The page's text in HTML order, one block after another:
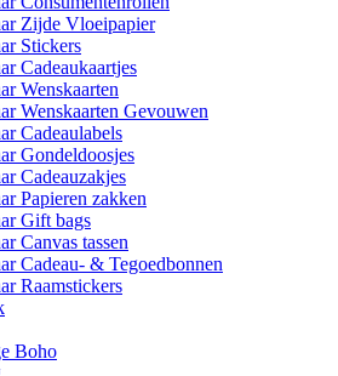
Zijde Vloeipapier
Stickers
Cadeaukaartjes
Wenskaarten
Wenskaarten Gevouwen
Cadeaulabels
Gondeldoosjes
Cadeauzakjes
Papieren zakken
Gift bags
Canvas tassen
Cadeau- & Tegoedbonnen
Raamstickers
Boho